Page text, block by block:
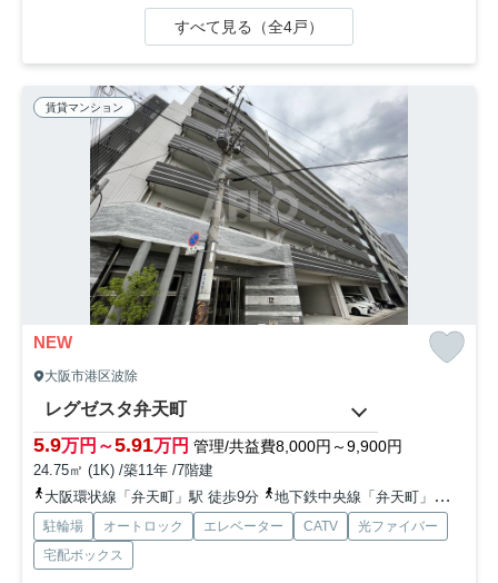
すべて見る（全4戸）
賃貸マンション
NEW
大阪市港区波除
レグゼスタ弁天町
5.9万円～5.91万円 管理/共益費8,000円～9,900円
24.75㎡ (1K) /築11年 /7階建
大阪環状線「弁天町」駅 徒歩9分
地下鉄中央線「弁天町」駅 徒歩10分
駐輪場 オートロック エレベーター CATV
光ファイバー
宅配ボックス